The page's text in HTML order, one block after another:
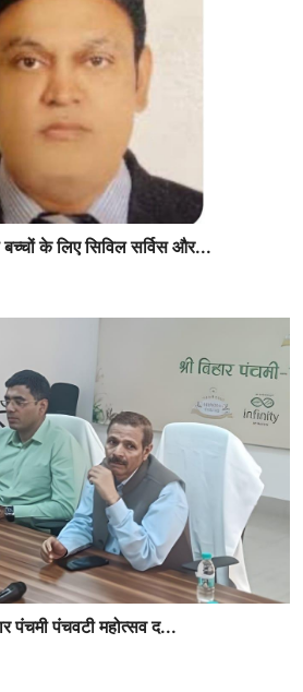
के लिए सिविल सर्विस और...
पंचमी पंचवटी महोत्सव द...